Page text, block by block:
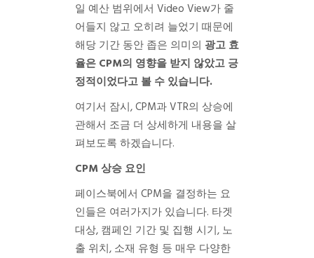
일 예산 범위에서 Video View가 줄
어들지 않고 오히려 늘었기 때문에
해당 기간 동안 좁은 의미의 광고 효
율은 CPM의 영향을 받지 않았고 긍
정적이었다고 볼 수 있습니다.
여기서 잠시, CPM과 VTR의 상승에
관해서 조금 더 상세하게 내용을 살
펴보도록 하겠습니다.
CPM 상승 요인
페이스북에서 CPM을 결정하는 요
인들은 여러가지가 있습니다. 타겟
대상, 캠페인 기간 및 집행 시기, 노
출 위치, 소재 유형 등 매우 다양한